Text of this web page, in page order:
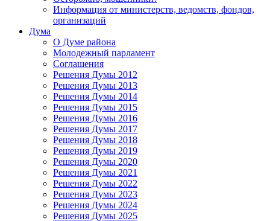
Информация от министерств, ведомств, фондов,
организаций
Дума
О Думе района
Молодежный парламент
Соглашения
Решения Думы 2012
Решения Думы 2013
Решения Думы 2014
Решения Думы 2015
Решения Думы 2016
Решения Думы 2017
Решения Думы 2018
Решения Думы 2019
Решения Думы 2020
Решения Думы 2021
Решения Думы 2022
Решения Думы 2023
Решения Думы 2024
Решения Думы 2025